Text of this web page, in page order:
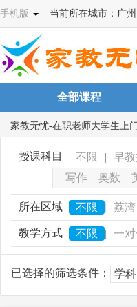
手机版 当前所在城市：广
全部课程
家教无忧-在职老师大学生上
授课科目 不限 | 早
写作
奥数
所在区域 不限 | 荔湾
教学方式 不限 | 一
已选择的筛选条件： 学科